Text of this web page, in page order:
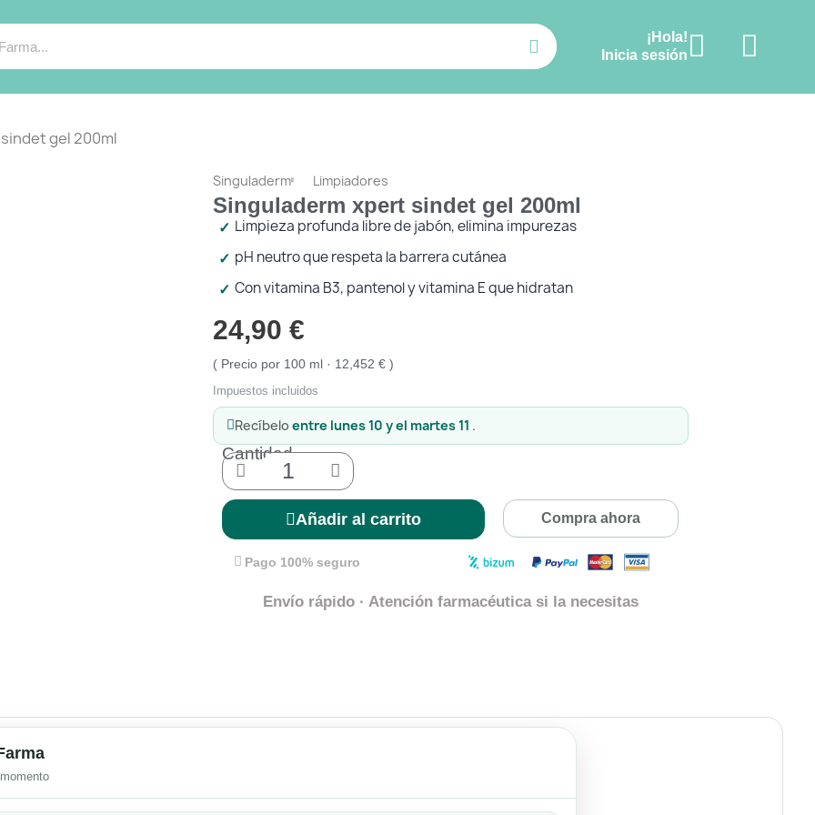
¡Hola!
Inicia sesión
gel 200ml
Singuladerm Limpiadores
Singuladerm xpert sindet gel 200ml
Limpieza profunda libre de jabón, elimina impurezas
pH neutro que respeta la barrera cutánea
Con vitamina B3, pantenol y vitamina E que hidratan
24,90 €
Precio por 100 ml · 12,452 €
Impuestos incluidos
Recíbelo entre lunes 10 y el martes 11 .
Cantidad
Añadir al carrito Compra ahora
Pago 100% seguro
Envío rápido · Atención farmacéutica si la necesitas